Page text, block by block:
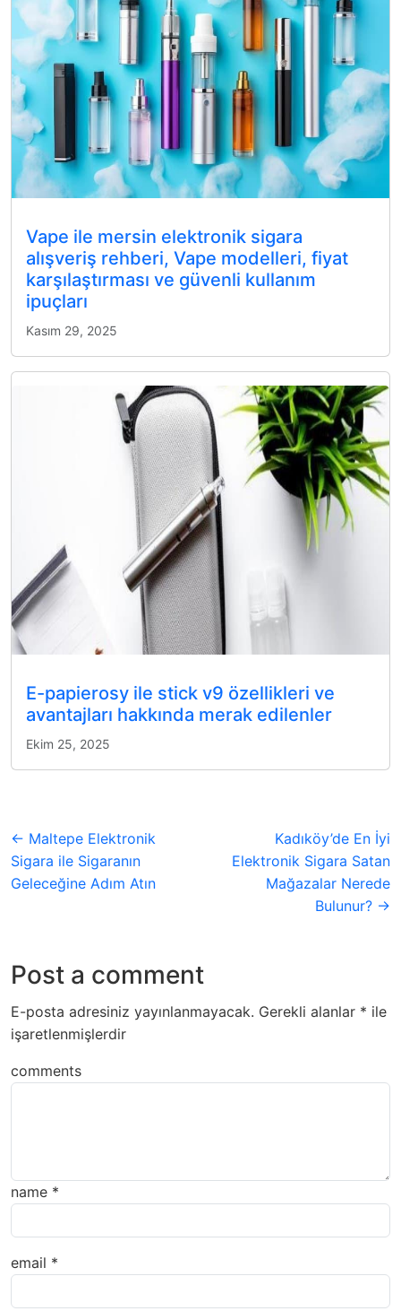
Vape ile mersin elektronik sigara
alışveriş rehberi, Vape modelleri, fiyat
karşılaştırması ve güvenli kullanım
ipuçları
Kasım 29, 2025
E-papierosy ile stick v9 özellikleri ve
avantajları hakkında merak edilenler
Ekim 25, 2025
← Maltepe Elektronik
Sigara ile Sigaranın
Geleceğine Adım Atın
Kadıköy’de En İyi
Elektronik Sigara Satan
Mağazalar Nerede
Bulunur? →
Post a comment
E-posta adresiniz yayınlanmayacak. Gerekli alanlar * ile
işaretlenmişlerdir
comments
name *
email *